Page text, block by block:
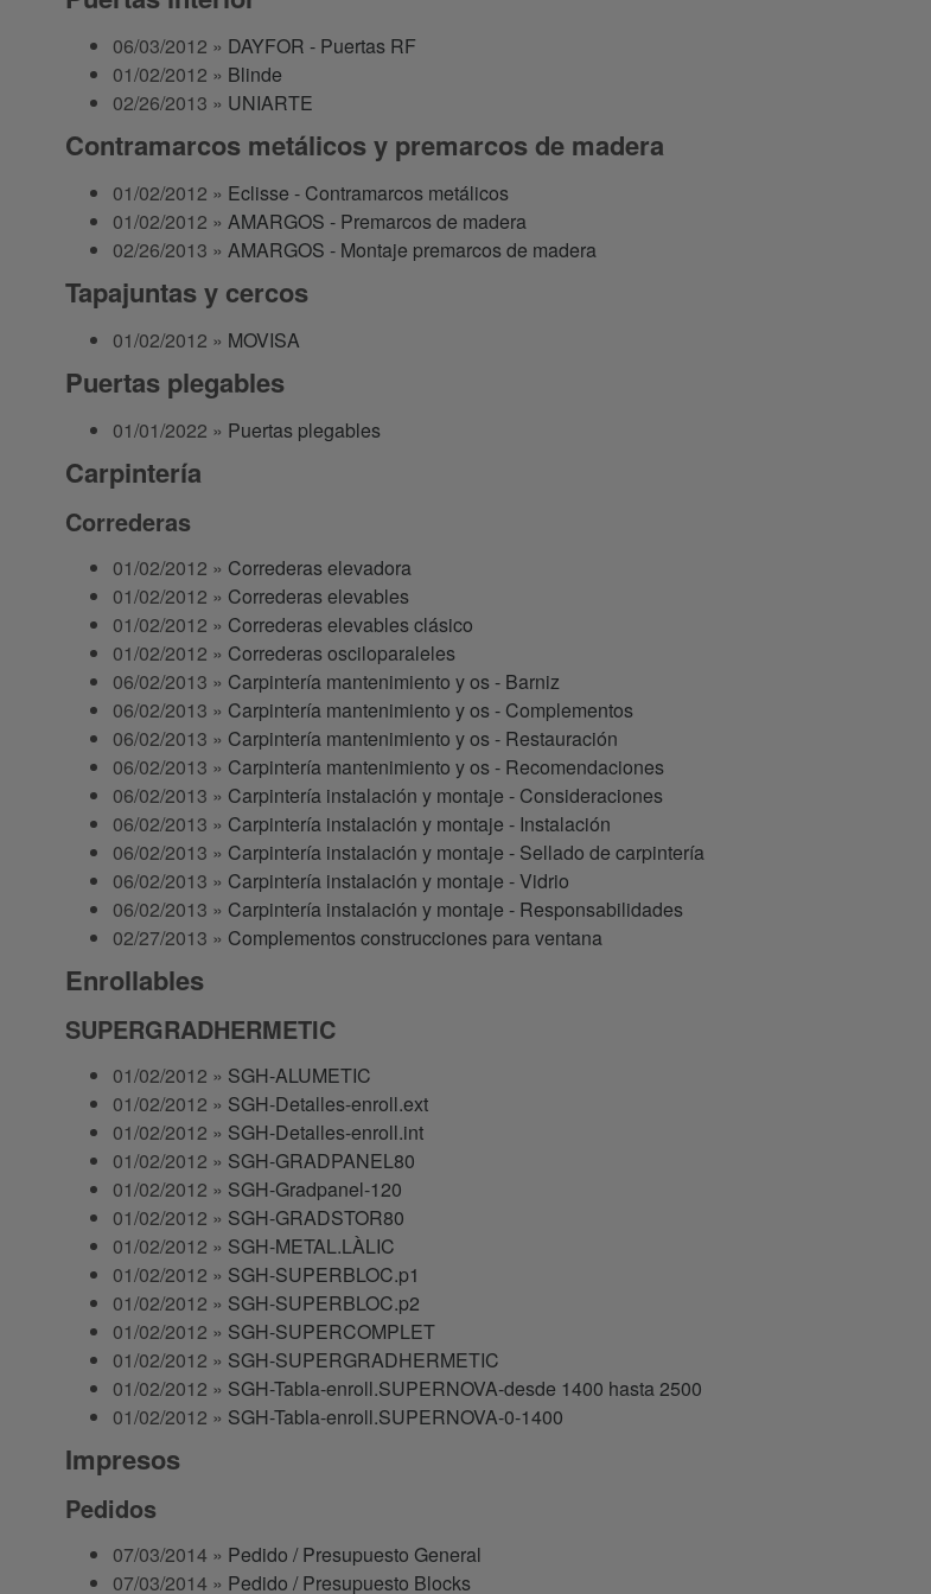
06/03/2012 » DAYFOR - Puertas RF
01/02/2012 » Blinde
02/26/2013 » UNIARTE
Contramarcos metálicos y premarcos de madera
01/02/2012 » Eclisse - Contramarcos metálicos
01/02/2012 »AMARGOS - Premarcos de madera
02/26/2013 »AMARGOS - Montaje premarcos de madera
Tapajuntas y cercos
01/02/2012 » MOVISA
Puertas plegables
01/01/2022 » Puertas plegables
Carpintería
Correderas
01/02/2012 » Correderas elevadora
01/02/2012 » Correderas elevables
01/02/2012 » Correderas elevables clásico
01/02/2012 » Correderas osciloparaleles
06/02/2013 » Carpintería mantenimiento y os - Barniz
06/02/2013 » Carpintería mantenimiento y os - Complementos
06/02/2013 » Carpintería mantenimiento y os - Restauración
06/02/2013 » Carpintería mantenimiento y os - Recomendaciones
06/02/2013 » Carpintería instalación y montaje - Consideraciones
06/02/2013 » Carpintería instalación y montaje - Instalación
06/02/2013 » Carpintería instalación y montaje - Sellado de carpintería
06/02/2013 » Carpintería instalación y montaje - Vidrio
06/02/2013 » Carpintería instalación y montaje - Responsabilidades
02/27/2013 » Complementos construcciones para ventana
Enrollables
SUPERGRADHERMETIC
01/02/2012 » SGH-ALUMETIC
01/02/2012 » SGH-Detalles-enroll.ext
01/02/2012 » SGH-Detalles-enroll.int
01/02/2012 » SGH-GRADPANEL80
01/02/2012 » SGH-Gradpanel-120
01/02/2012 » SGH-GRADSTOR80
01/02/2012 » SGH-METAL.LÀLIC
01/02/2012 » SGH-SUPERBLOC.p1
01/02/2012 » SGH-SUPERBLOC.p2
01/02/2012 » SGH-SUPERCOMPLET
01/02/2012 » SGH-SUPERGRADHERMETIC
01/02/2012 » SGH-Tabla-enroll.SUPERNOVA-desde 1400 hasta 2500
01/02/2012 » SGH-Tabla-enroll.SUPERNOVA-0-1400
Impresos
Pedidos
07/03/2014 » Pedido / Presupuesto General
07/03/2014 » Pedido / Presupuesto Blocks